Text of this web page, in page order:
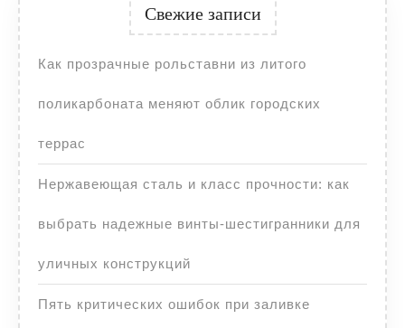
Свежие записи
Как прозрачные рольставни из литого
поликарбоната меняют облик городских
террас
Нержавеющая сталь и класс прочности: как
выбрать надежные винты-шестигранники для
уличных конструкций
Пять критических ошибок при заливке